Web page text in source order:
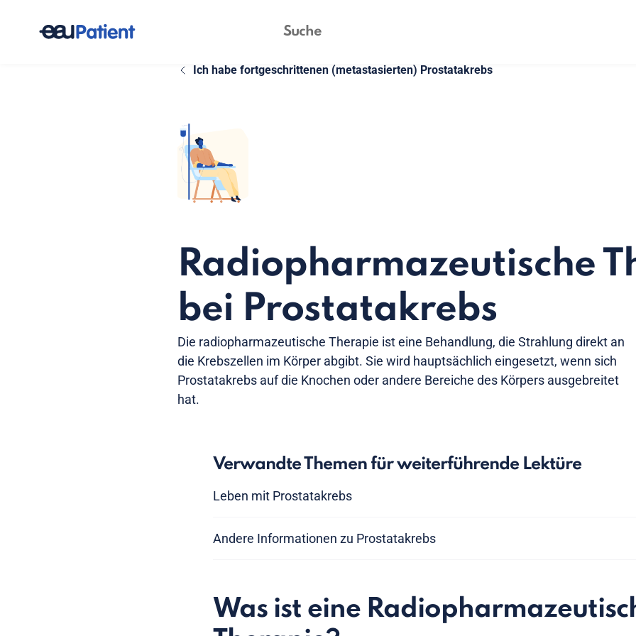
Ich habe fortgeschrittenen (metastasierten) Prostatakrebs
Radiopharmazeutische
bei Prostatakrebs
Die radiopharmazeutische Therapie ist eine Behandlung, die Strahlung direkt an
die Krebszellen im Körper abgibt. Sie wird hauptsächlich eingesetzt, wenn sich
Prostatakrebs auf die Knochen oder andere Bereiche des Körpers ausgebreitet
hat.
Verwandte Themen für weiterführende Lektüre
Leben mit Prostatakrebs
Andere Informationen zu Prostatakrebs
Was ist eine